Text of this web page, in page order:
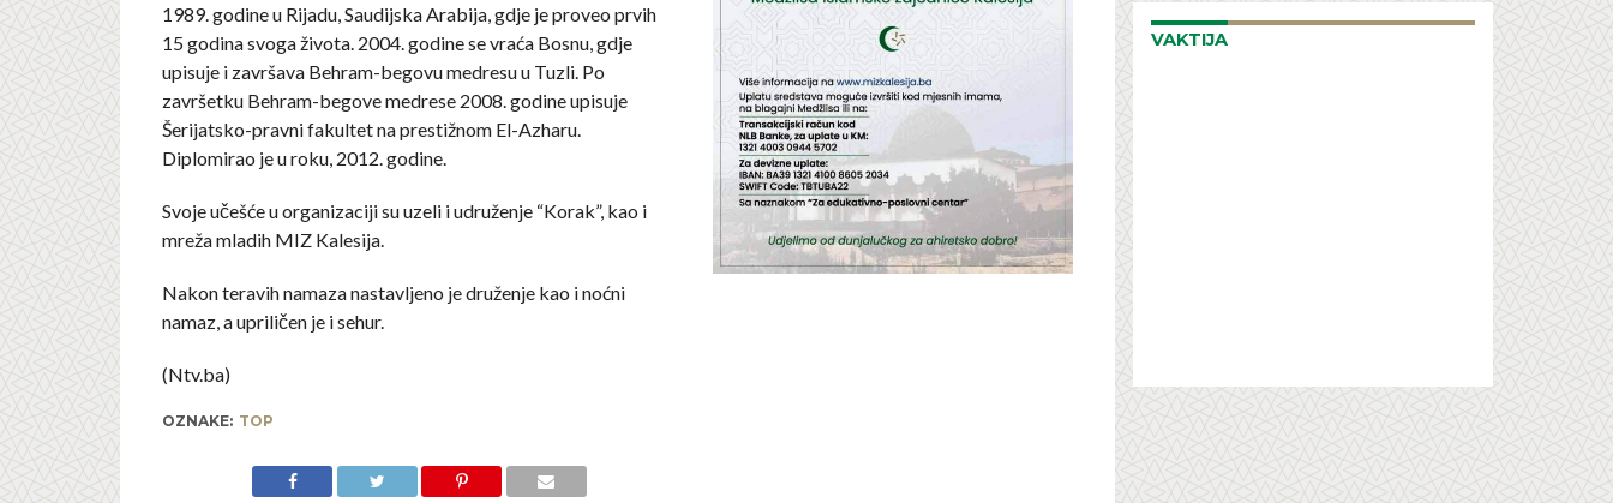
1989. godine u Rijadu, Saudijska Arabija, gdje je proveo prvih
15 godina svoga života. 2004. godine se vraća Bosnu, gdje
upisuje i završava Behram-begovu medresu u Tuzli. Po
završetku Behram-begove medrese 2008. godine upisuje
Šerijatsko-pravni fakultet na prestižnom El-Azharu.
Diplomirao je u roku, 2012. godine.
Svoje učešće u organizaciji su uzeli i udruženje “Korak”, kao i
mreža mladih MIZ Kalesija.
Nakon teravih namaza nastavljeno je druženje kao i noćni
namaz, a upriličen je i sehur.
(Ntv.ba)
OZNAKE: TOP
VAKTIJA